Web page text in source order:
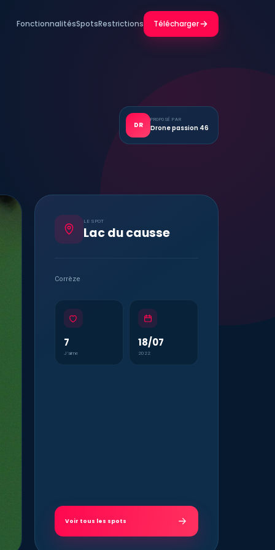
FonctionnalitésSpotsRestrictions Télécharger
DR
PROPOSÉ PAR
Drone passion 46
LE SPOT
Lac du causse
Corrèze
7
J’aime
18/07
2022
Voir tous les spots